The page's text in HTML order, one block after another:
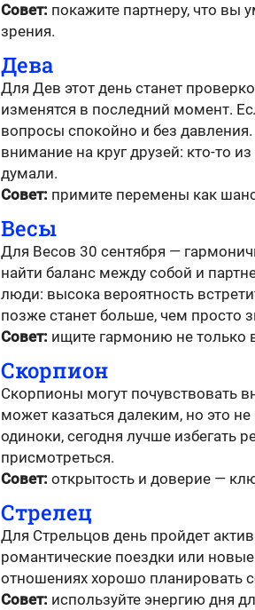
Совет: покажите партнеру, что вы
зрения.
Дева
Для Дев этот день станет
изменятся в последний момент.
вопросы спокойно и без
внимание на круг друзей: кто-то
думали.
Совет: примите перемены как
Весы
Для Весов 30 сентября —
найти баланс между собой и
люди: высока вероятность
позже станет больше, чем просто
Совет: ищите гармонию не только
Скорпион
Скорпионы могут почувствовать
может казаться далеким, но это
одиноки, сегодня лучше избегать
присмотреться.
Совет: открытость и доверие —
Стрелец
Для Стрельцов день пройдет
романтические поездки или
отношениях хорошо планировать
Совет: используйте энергию дня